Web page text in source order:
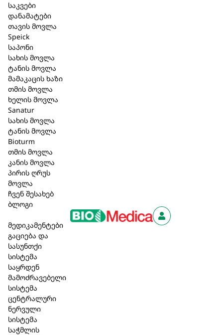
საკვები
დანამატები
თავის მოვლა
Speick
საპონი
სახის მოვლა
ტანის მოვლა
მამაკაცის ხაზი
თმის მოვლა
ხელის მოვლა
Sanatur
სახის მოვლა
ტანის მოვლა
Bioturm
თმის მოვლა
კანის მოვლა
პირის ღრუს
მოვლა
ჩვენ შესახებ
ბლოგი
მედიკამენტები
გაციება და
სასუნთქი
სისტემა
საყრდენ
მამოძრავებელი
სისტემა
ცენტრალური
ნერვული
სისტემა
საჭმლის
შემადგენლობა
Glycerin, Hydroxymethylcellulose, Chamomilla
recutita flower extract, Salvia officinalis leaf extract,
Eugenia caryophyllus bud oil, Caprylic/Capric
triglycerides, Xanthan gum, Sodium citrate, Aroma,
Sucrose laurate, Ethylhexylglycerin, Phenoxyethanol,
Eugenol, Geraniol, Limonene.
ჩვენება:Viburgel
ამოჭრის პროცესის თანმხლები ტკივილების
შესამსუბუქებლად და ჩვილი ბავშვის
დასაწყნარებლად. ასევე, გამოიყენება ზოგადად
გაღიზიანებული ღრძილების სამკურნალოდ,
მათთვის დამახასიათებელი დამამშვიდებელი
და გამაგრილებელი ეფექტების
გათვალისწინებით
უკუჩვენება:
შემადგენელი კომპონენტის მიმართ.
გვერდითი ეფექტი:
რეაქციების შედეგები.
11,10 ₾